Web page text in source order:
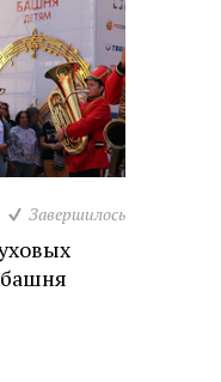
Завершилось
башня